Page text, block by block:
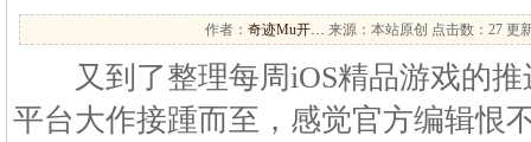
作者： 奇迹Mu开… 来源：本站原创 点击数： 27 更
又到了整理每周iOS精品游戏的推
平台大作接踵而至，感觉官方编辑恨